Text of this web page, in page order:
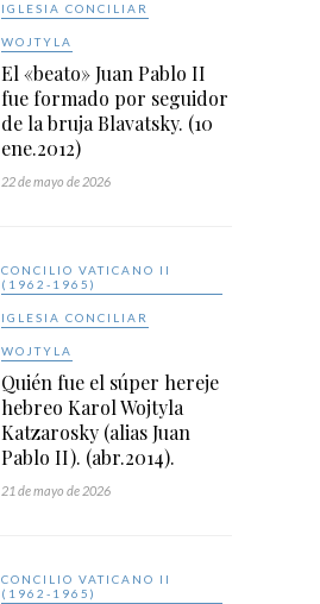
IGLESIA CONCILIAR
WOJTYLA
El «beato» Juan Pablo II
fue formado por seguidor
de la bruja Blavatsky. (10
ene.2012)
22 de mayo de 2026
CONCILIO VATICANO II
(1962-1965)
IGLESIA CONCILIAR
WOJTYLA
Quién fue el súper hereje
hebreo Karol Wojtyla
Katzarosky (alias Juan
Pablo II). (abr.2014).
21 de mayo de 2026
CONCILIO VATICANO II
(1962-1965)